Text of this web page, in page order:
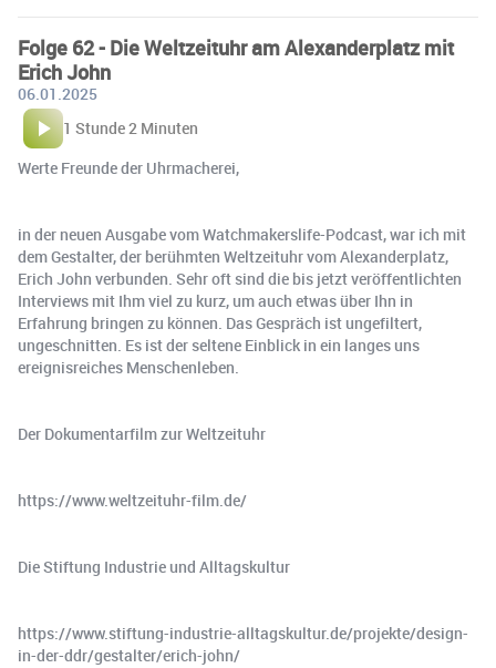
Folge 62 - Die Weltzeituhr am Alexanderplatz mit
Erich John
06.01.2025
1 Stunde 2 Minuten
Werte Freunde der Uhrmacherei,
in der neuen Ausgabe vom Watchmakerslife-Podcast, war ich mit
dem Gestalter, der berühmten Weltzeituhr vom Alexanderplatz,
Erich John verbunden. Sehr oft sind die bis jetzt veröffentlichten
Interviews mit Ihm viel zu kurz, um auch etwas über Ihn in
Erfahrung bringen zu können. Das Gespräch ist ungefiltert,
ungeschnitten. Es ist der seltene Einblick in ein langes uns
ereignisreiches Menschenleben.
Der Dokumentarfilm zur Weltzeituhr
https://www.weltzeituhr-film.de/
Die Stiftung Industrie und Alltagskultur
https://www.stiftung-industrie-alltagskultur.de/projekte/design-
in-der-ddr/gestalter/erich-john/